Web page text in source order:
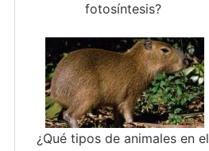
fotosíntesis?
¿Qué tipos de animales en el